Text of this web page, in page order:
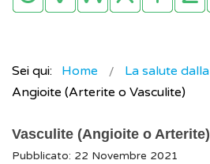
Sei qui: Home La salute
Angioite (Arterite o Vasculite)
Vasculite (Angioite o Arterite)
Pubblicato: 22 Novembre 2021